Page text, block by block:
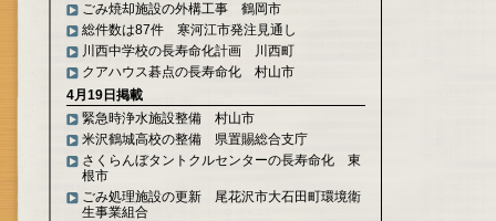
ごみ焼却施設の外構工事 鶴岡市
総件数は87件 寒河江市発注見通し
川西中学校の長寿命化計画 川西町
クアハウス碁点の長寿命化 村山市
4月19日掲載
緊急時浄水施設整備 村山市
米沢鶴城高校の整備 県置賜総合支庁
さくらんぼタントクルセンターの長寿命化 東
根市
ごみ処理施設の更新 尾花沢市大石田町環境衛
生事業組合